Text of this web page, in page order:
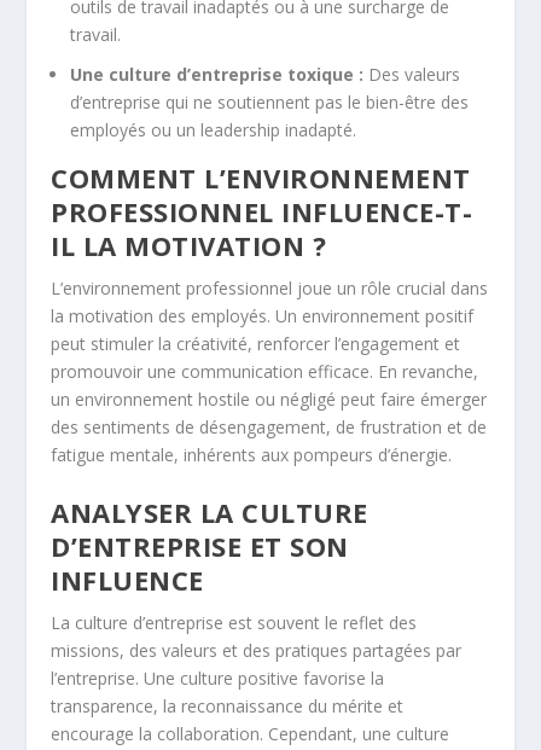
outils de travail inadaptés ou à une surcharge de
travail.
Une culture d’entreprise toxique : Des valeurs
d’entreprise qui ne soutiennent pas le bien-être des
employés ou un leadership inadapté.
COMMENT L’ENVIRONNEMENT
PROFESSIONNEL INFLUENCE-T-
IL LA MOTIVATION ?
L’environnement professionnel joue un rôle crucial dans
la motivation des employés. Un environnement positif
peut stimuler la créativité, renforcer l’engagement et
promouvoir une communication efficace. En revanche,
un environnement hostile ou négligé peut faire émerger
des sentiments de désengagement, de frustration et de
fatigue mentale, inhérents aux pompeurs d’énergie.
ANALYSER LA CULTURE
D’ENTREPRISE ET SON
INFLUENCE
La culture d’entreprise est souvent le reflet des
missions, des valeurs et des pratiques partagées par
l’entreprise. Une culture positive favorise la
transparence, la reconnaissance du mérite et
encourage la collaboration. Cependant, une culture